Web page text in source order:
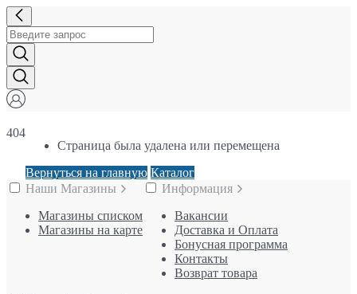
404
Страница была удалена или перемещена
Вернуться на главную Каталог
Наши Магазины
Магазины списком
Магазины на карте
Информация
Вакансии
Доставка и Оплата
Бонусная программа
Контакты
Возврат товара